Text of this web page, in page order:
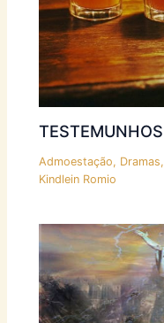
TESTEMUNHOS
Admoestação, Dramas,
Kindlein Romio